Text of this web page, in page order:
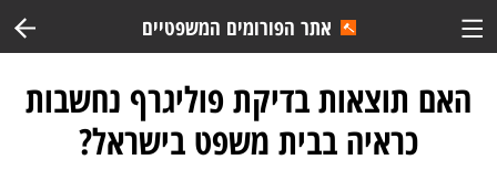
אתר הפורומים המשפטיים
האם תוצאות בדיקת פוליגרף נחשבות
כראיה בבית משפט בישראל?